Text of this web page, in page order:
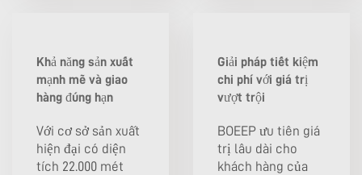
Khả năng sản xuất
mạnh mẽ và giao
hàng đúng hạn
Với cơ sở sản xuất
hiện đại có diện
tích 22.000 mét
Giải pháp tiết kiệm
chi phí với giá trị
vượt trội
BOEEP ưu tiên giá
trị lâu dài cho
khách hàng của